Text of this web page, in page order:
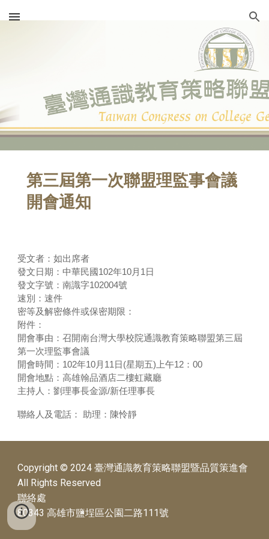
Skip to main content Skip to navigation
第三屆第一次聯盟理監事會議
開會通知
受文者：如出席者
發文日期：中華民國102年10月1日
發文字號：南識字102004號
速別：速件
密等及解密條件或保密期限：
附件：
開會事由：召開南台灣大學校院通識教育策略聯盟第三屆
第一次理監事會議
開會時間：102年10月11日(星期五)上午12：00
開會地點：高雄翰品酒店二樓虹藏廳
主持人：劉理事長金源/新任理事長
聯絡人及電話： 助理：陳怜靜
Copyright © 2024 臺灣通識教育策略聯盟暨品質策進會
All Rights Reserved
聯絡處
80343 高雄市鹽埕區公園二路111號